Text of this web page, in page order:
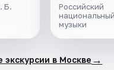
Б.
Российский
музыки
экскурсии в Москве →